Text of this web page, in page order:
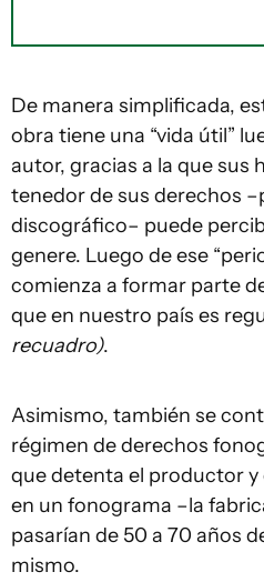
De manera simplificada,
obra tiene una “vida útil”
autor, gracias a la que sus
tenedor de sus derechos
discográfico– puede
genere. Luego de ese
comienza a formar parte
que en nuestro país es
recuadro).
Asimismo, también se
régimen de derechos
que detenta el productor
en un fonograma –la
pasarían de 50 a 70 años
mismo.